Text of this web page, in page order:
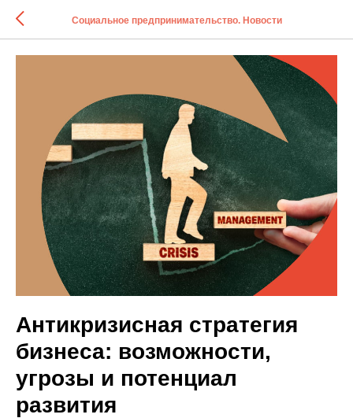
Социальное предпринимательство. Новости
Антикризисная стратегия
бизнеса: возможности,
угрозы и потенциал
развития